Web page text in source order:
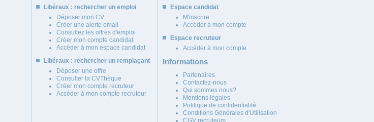
Libéraux : rechercher un emploi
Déposer mon CV
Créer une alerte email
Consultez les offres d'emploi
Créer mon compte candidat
Accéder à mon espace candidat
Libéraux : rechercher un remplaçant
Déposer une offre
Consulter la CVThèque
Créer mon compte recruteur
Accéder à mon compte recruteur
Espace candidat
M'inscrire
Accéder à mon compte
Espace recruteur
Accéder à mon compte
Informations
Partenaires
Contactez-nous
Qui sommes nous?
Mentions légales
Politique de confidentialité
Conditions Générales d'Utilisation
CGV recruteurs